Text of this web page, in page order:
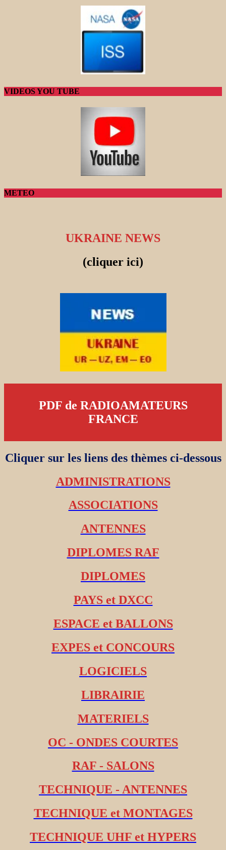
VIDEOS YOU TUBE
METEO
UKRAINE NEWS
(cliquer ici)
PDF de RADIOAMATEURS
FRANCE
Cliquer sur les liens des thèmes ci-dessous
ADMINISTRATIONS
ASSOCIATIONS
ANTENNES
DIPLOMES RAF
DIPLOMES
PAYS et DXCC
ESPACE et BALLONS
EXPES et CONCOURS
LOGICIELS
LIBRAIRIE
MATERIELS
OC - ONDES COURTES
RAF - SALONS
TECHNIQUE - ANTENNES
TECHNIQUE et MONTAGES
TECHNIQUE UHF et HYPERS